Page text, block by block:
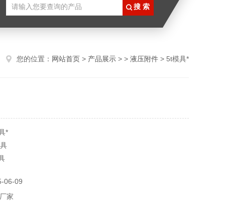
您的位置： 网站首页 > 产品展示 > > 液压附件 > 5t模具*
*
18-L的5T液压钳
06-09
家